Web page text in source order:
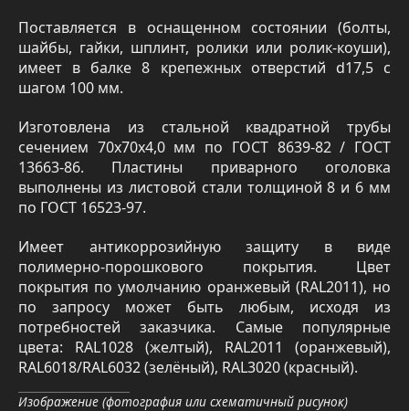
Поставляется в оснащенном состоянии (болты,
шайбы, гайки, шплинт, ролики или ролик-коуши),
имеет в балке 8 крепежных отверстий d17,5 с
шагом 100 мм.
Изготовлена из стальной квадратной трубы
сечением 70х70х4,0 мм по ГОСТ 8639-82 / ГОСТ
13663-86. Пластины приварного оголовка
выполнены из листовой стали толщиной 8 и 6 мм
по ГОСТ 16523-97.
Имеет антикоррозийную защиту в виде
полимерно-порошкового покрытия. Цвет
покрытия по умолчанию оранжевый (RAL2011), но
по запросу может быть любым, исходя из
потребностей заказчика. Самые популярные
цвета: RAL1028 (желтый), RAL2011 (оранжевый),
RAL6018/RAL6032 (зелёный), RAL3020 (красный).
Изображение (фотография или схематичный рисунок)